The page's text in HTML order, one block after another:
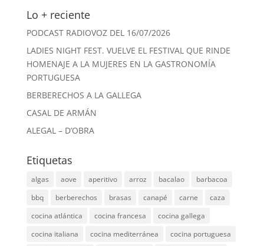
Lo + reciente
PODCAST RADIOVOZ DEL 16/07/2026
LADIES NIGHT FEST. VUELVE EL FESTIVAL QUE RINDE
HOMENAJE A LA MUJERES EN LA GASTRONOMÍA
PORTUGUESA
BERBERECHOS A LA GALLEGA
CASAL DE ARMÁN
ALEGAL – D’OBRA
Etiquetas
algas aove aperitivo arroz bacalao
barbacoa
bbq
berberechos brasas canapé carne
caza
cocina atlántica
cocina francesa
cocina gallega
cocina italiana
cocina mediterránea
cocina portuguesa